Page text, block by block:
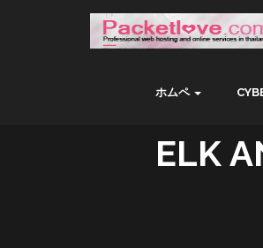
ホムペ
ELK